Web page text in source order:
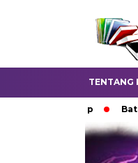
TENTANG
Batas yang